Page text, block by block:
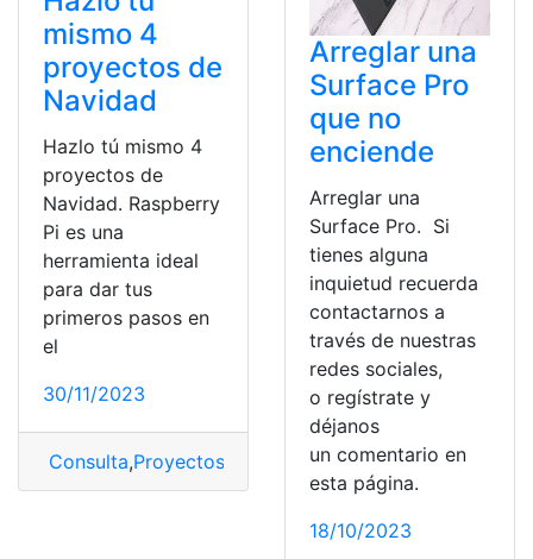
mismo 4
proyectos de
Navidad
Hazlo tú mismo 4
proyectos de
Navidad. Raspberry
Pi es una
herramienta ideal
para dar tus
primeros pasos en
el
30/11/2023
Consulta,Proyectos proyectos de Navidad,Tecnología
Arreglar una
Surface Pro
que no
enciende
Arreglar una
Surface Pro. Si
tienes alguna
inquietud recuerda
contactarnos a
través de nuestras
redes sociales,
o regístrate y
déjanos
un comentario en
esta página.
18/10/2023